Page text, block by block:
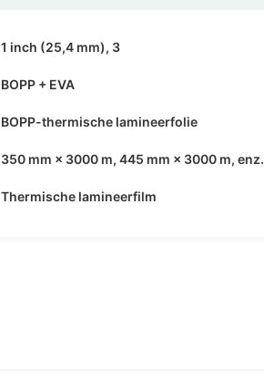
1 inch (25,4 mm), 3
BOPP + EVA
BOPP-thermische lamineerfolie
350 mm × 3000 m, 445 mm × 3000 m, enz.
Thermische lamineerfilm